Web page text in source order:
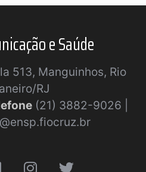
e Saúde
513, Manguinhos, Rio
RJ
(21) 3882-9026 |